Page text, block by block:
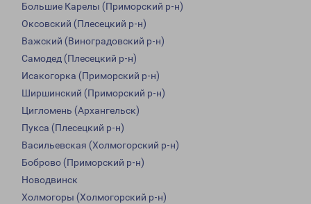
Большие Карелы (Приморский р-н)
Оксовский (Плесецкий р-н)
Важский (Виноградовский р-н)
Самодед (Плесецкий р-н)
Исакогорка (Приморский р-н)
Ширшинский (Приморский р-н)
Цигломень (Архангельск)
Пукса (Плесецкий р-н)
Васильевская (Холмогорский р-н)
Боброво (Приморский р-н)
Новодвинск
Холмогоры (Холмогорский р-н)